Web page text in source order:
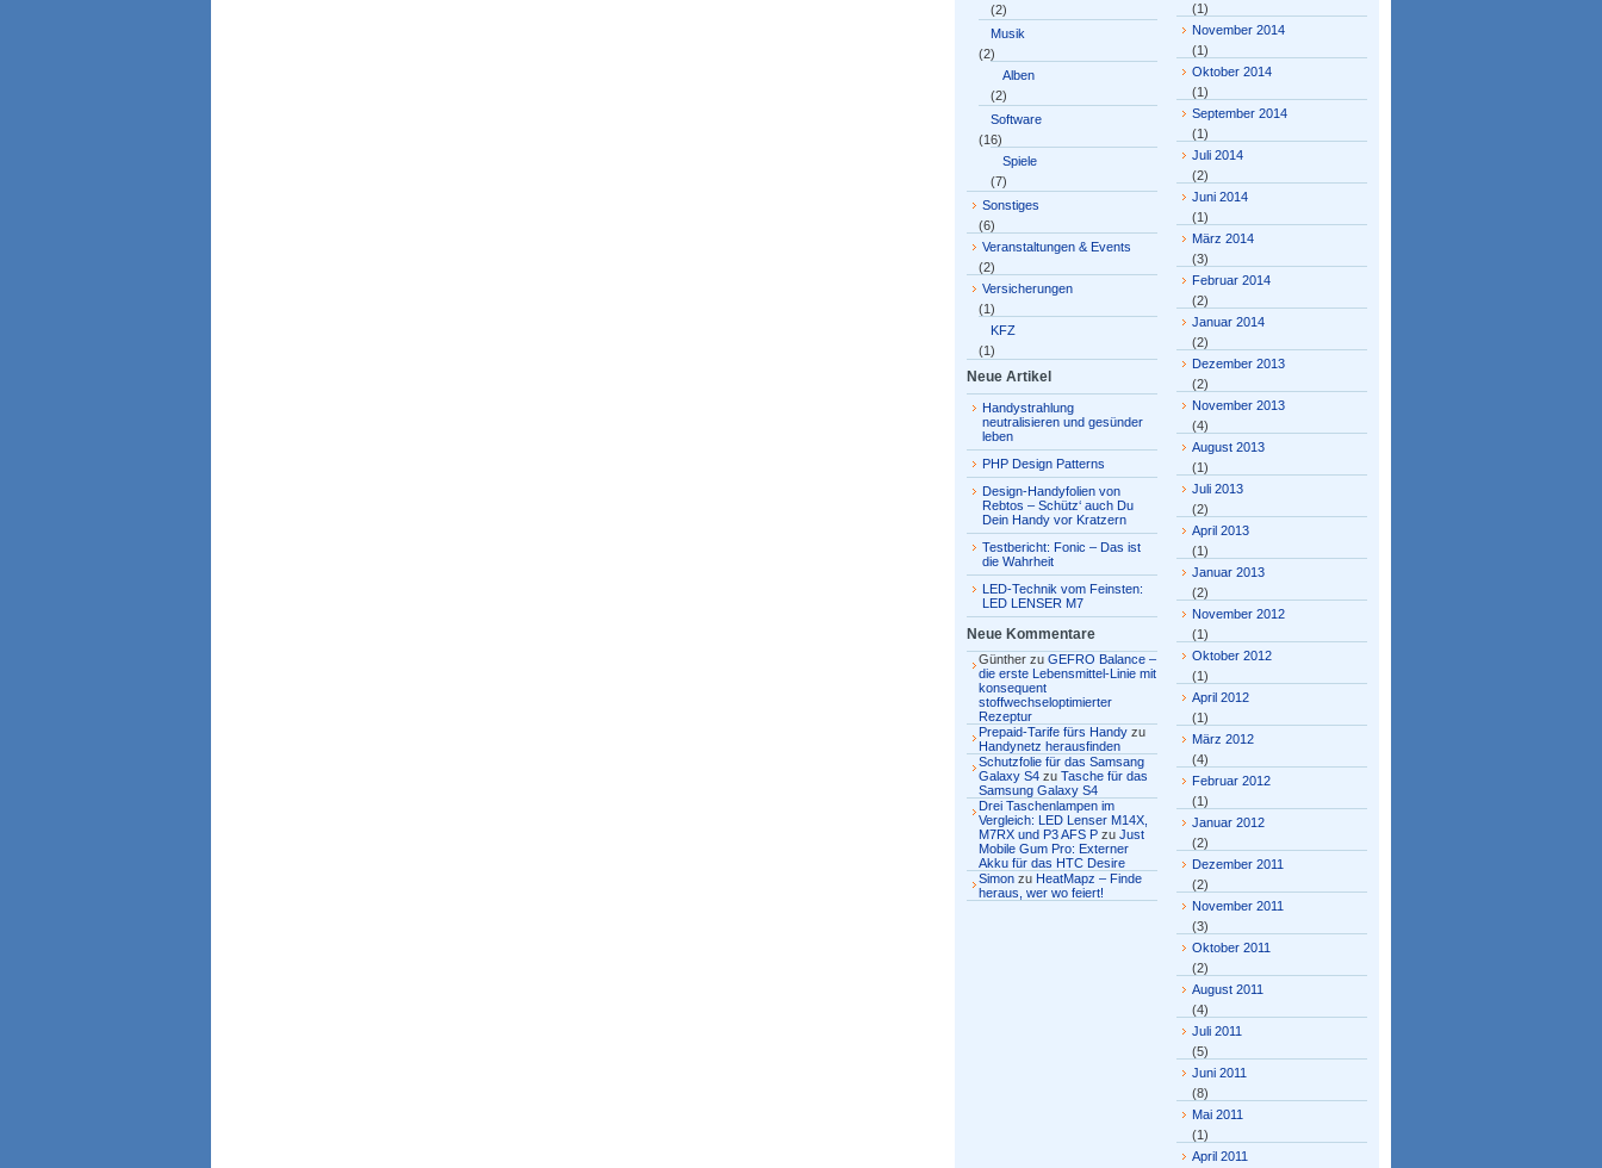
(2)
Musik
(2)
Alben
(2)
Software
(16)
Spiele
(7)
Sonstiges
(6)
Veranstaltungen & Events
(2)
Versicherungen
(1)
KFZ
(1)
Neue Artikel
Handystrahlung
neutralisieren und gesünder
leben
PHP Design Patterns
Design-Handyfolien von
Rebtos – Schütz‘ auch Du
Dein Handy vor Kratzern
Testbericht: Fonic – Das ist
die Wahrheit
LED-Technik vom Feinsten:
LED LENSER M7
Neue Kommentare
Günther zu GEFRO Balance –
die erste Lebensmittel-Linie mit
konsequent
stoffwechseloptimierter
Rezeptur
Prepaid-Tarife fürs Handy zu
Handynetz herausfinden
Schutzfolie für das Samsang
Galaxy S4 zu Tasche für das
Samsung Galaxy S4
Drei Taschenlampen im
Vergleich: LED Lenser M14X,
M7RX und P3 AFS P zu Just
Mobile Gum Pro: Externer
Akku für das HTC Desire
Simon zu HeatMapz – Finde
heraus, wer wo feiert!
(1)
November 2014
(1)
Oktober 2014
(1)
September 2014
(1)
Juli 2014
(2)
Juni 2014
(1)
März 2014
(3)
Februar 2014
(2)
Januar 2014
(2)
Dezember 2013
(2)
November 2013
(4)
August 2013
(1)
Juli 2013
(2)
April 2013
(1)
Januar 2013
(2)
November 2012
(1)
Oktober 2012
(1)
April 2012
(1)
März 2012
(4)
Februar 2012
(1)
Januar 2012
(2)
Dezember 2011
(2)
November 2011
(3)
Oktober 2011
(2)
August 2011
(4)
Juli 2011
(5)
Juni 2011
(8)
Mai 2011
(1)
April 2011